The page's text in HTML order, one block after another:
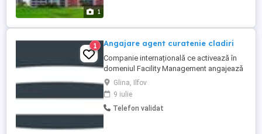
1
1 Angajare agent curatenie cladiri
Companie internațională ce activează în
domeniul Facility Management angajează
Agent curățenie. Locație: Olympia Logistic
Center (Glina, jud.Ilfov) Pachet salarial și
beneficii: Contract de muncă pe perioadă
nedeterminată. Salariu de bază lunar brut:
Glina, Ilfov
9 iulie
Telefon validat